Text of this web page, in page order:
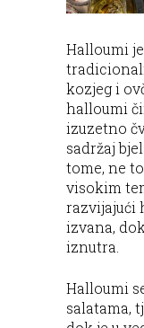
Halloumi
kozjeg i
halloumi
izuzetno
sadržaj
tome, ne
visokim
razvijajući
izvana,
iznutra.
Halloumi
salatama,